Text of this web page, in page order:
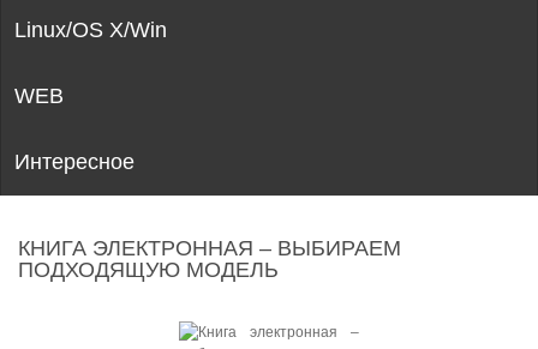
Linux/OS X/Win
WEB
Интересное
КНИГА ЭЛЕКТРОННАЯ – ВЫБИРАЕМ
ПОДХОДЯЩУЮ МОДЕЛЬ